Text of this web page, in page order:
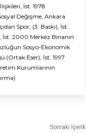
İst. 1978
Değişme, Ankara
Spor, (3. Baskı), İst.
İst. 2000 Merkez Binanın
Sosyo-Ekonomik
(Ortak Eser), İst. 1997
Kurumlarının
Sonraki İçerik